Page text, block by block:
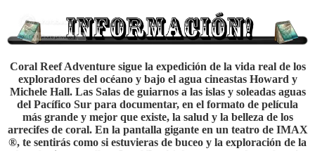
Coral Reef Adventure sigue la expedición de la vida real de los
exploradores del océano y bajo el agua cineastas Howard y
Michele Hall. Las Salas de guiarnos a las islas y soleadas aguas
del Pacífico Sur para documentar, en el formato de película
más grande y mejor que existe, la salud y la belleza de los
arrecifes de coral. En la pantalla gigante en un teatro de IMAX
®, te sentirás como si estuvieras de buceo y la exploración de la